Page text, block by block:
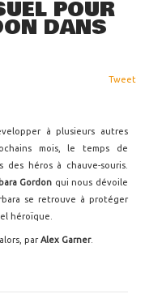
POUR
DANS
Tweet
à plusieurs autres
mois, le temps de
des héros à chauve-souris.
Gordon qui nous dévoile
se retrouve à protéger
héroïque.
parAlex Garner.